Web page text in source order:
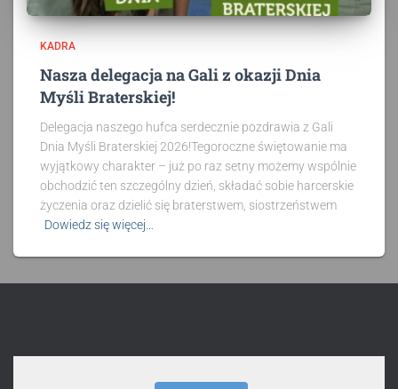
KADRA
Nasza delegacja na Gali z okazji Dnia
Myśli Braterskiej!
Delegacja naszego hufca serdecznie pozdrawia z Gali
Dnia Myśli Braterskiej 2026!Tegoroczne świętowanie ma
wyjątkowy charakter – już po raz setny możemy wspólnie
obchodzić ten szczególny dzień, składać sobie harcerskie
życzenia oraz dzielić się braterstwem, siostrzeństwem
Dowiedz się więcej…